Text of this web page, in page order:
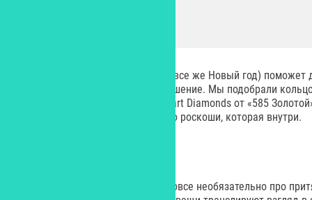
Разбавить сдержанность (у нас все же Новый год) поможет
быть акцентный клатч или украшение. Мы подобрали
бриллиантами из коллекции Smart Diamonds от «585
своеобразным высказыванием о роскоши, которая внутри.
Праздничная коллекция – это вовсе необязательно про